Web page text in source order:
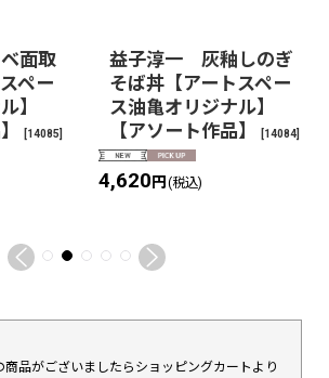
面取
ペー
】
[14085]
益子淳一 灰釉しのぎ
そば丼【アートスペー
ス油亀オリジナル】
【アソート作品】
[14084]
4,620円 (税込)
商品がございましたらショッピングカートより